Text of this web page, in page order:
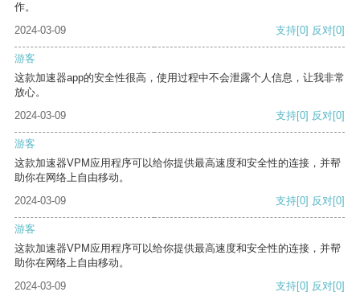
作。
2024-03-09
支持[0] 反对[0]
游客
这款加速器app的安全性很高，使用过程中不会泄露个人信息，让我非常
放心。
2024-03-09
支持[0] 反对[0]
游客
这款加速器VPM应用程序可以给你提供最高速度和安全性的连接，并帮
助你在网络上自由移动。
2024-03-09
支持[0] 反对[0]
游客
这款加速器VPM应用程序可以给你提供最高速度和安全性的连接，并帮
助你在网络上自由移动。
2024-03-09
支持[0] 反对[0]